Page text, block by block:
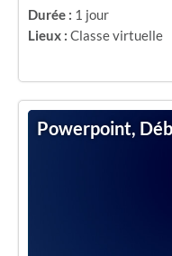
Durée : 1 jour
Lieux : Classe virtuelle
Powerpoint,